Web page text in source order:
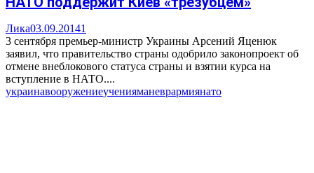
Лика03.09.20141
3 сентября премьер-министр Украины Арсений Яценюк
заявил, что правительство страны одобрило законопроект об
отмене внеблокового статуса страны и взятии курса на
вступление в НАТО....
украинавооружениеученияманеврармиянато